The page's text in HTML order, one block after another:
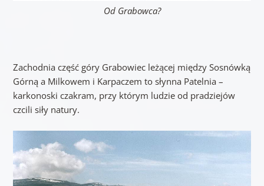
Od Grabowca?
Zachodnia część góry Grabowiec leżącej między Sosnówką
Górną a Milkowem i Karpaczem to słynna Patelnia –
karkonoski czakram, przy którym ludzie od pradziejów
czcili siły natury.